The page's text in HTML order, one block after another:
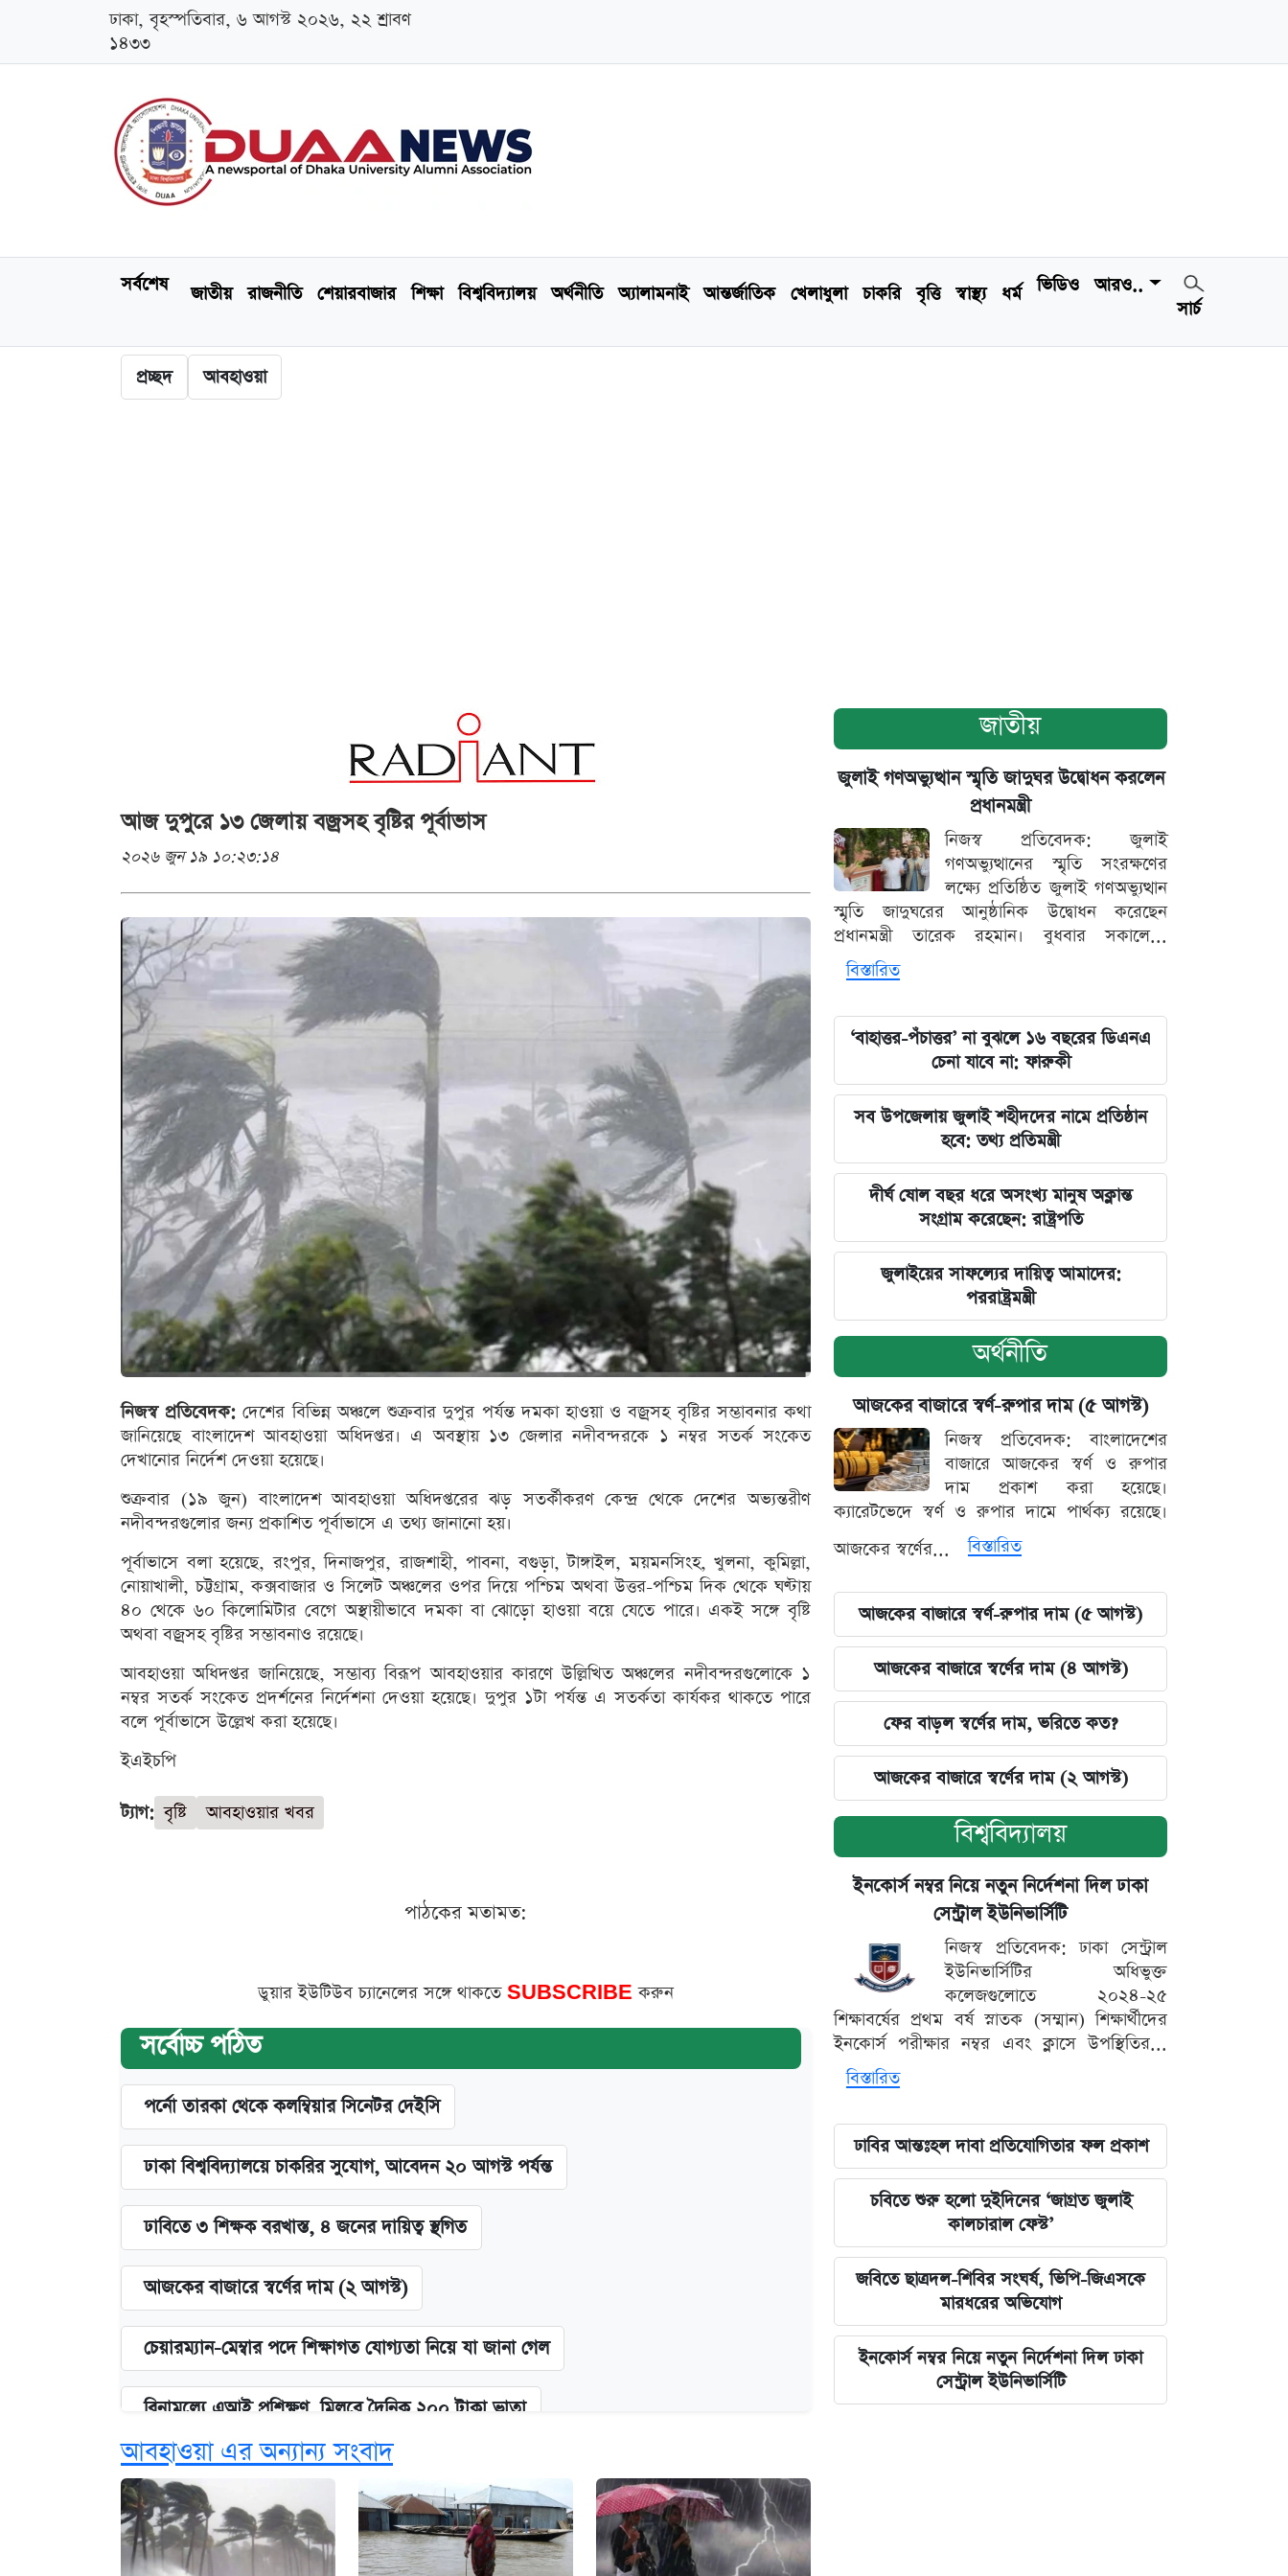
ঢাকা, বৃহস্পতিবার, ৬ আগস্ট ২০২৬, ২২ শ্রাবণ
১৪৩৩
সর্বশেষ জাতীয় রাজনীতি শেয়ারবাজার শিক্ষা বিশ্ববিদ্যালয় অর্থনীতি অ্যালামনাই আন্তর্জাতিক খেলাধুলা চাকরি বৃত্তি স্বাস্থ্য ধর্ম ভিডিও
আরও..
সার্চ
প্রচ্ছদ আবহাওয়া
আজ দুপুরে ১৩ জেলায় বজ্রসহ বৃষ্টির পূর্বাভাস
২০২৬ জুন ১৯ ১০:২৩:১৪
নিজস্ব প্রতিবেদক: দেশের বিভিন্ন অঞ্চলে শুক্রবার দুপুর পর্যন্ত দমকা হাওয়া ও বজ্রসহ বৃষ্টির সম্ভাবনার কথা
জানিয়েছে বাংলাদেশ আবহাওয়া অধিদপ্তর। এ অবস্থায় ১৩ জেলার নদীবন্দরকে ১ নম্বর সতর্ক সংকেত
দেখানোর নির্দেশ দেওয়া হয়েছে।
শুক্রবার (১৯ জুন) বাংলাদেশ আবহাওয়া অধিদপ্তরের ঝড় সতর্কীকরণ কেন্দ্র থেকে দেশের অভ্যন্তরীণ
নদীবন্দরগুলোর জন্য প্রকাশিত পূর্বাভাসে এ তথ্য জানানো হয়।
পূর্বাভাসে বলা হয়েছে, রংপুর, দিনাজপুর, রাজশাহী, পাবনা, বগুড়া, টাঙ্গাইল, ময়মনসিংহ, খুলনা, কুমিল্লা,
নোয়াখালী, চট্টগ্রাম, কক্সবাজার ও সিলেট অঞ্চলের ওপর দিয়ে পশ্চিম অথবা উত্তর-পশ্চিম দিক থেকে ঘণ্টায়
৪০ থেকে ৬০ কিলোমিটার বেগে অস্থায়ীভাবে দমকা বা ঝোড়ো হাওয়া বয়ে যেতে পারে। একই সঙ্গে বৃষ্টি
অথবা বজ্রসহ বৃষ্টির সম্ভাবনাও রয়েছে।
আবহাওয়া অধিদপ্তর জানিয়েছে, সম্ভাব্য বিরূপ আবহাওয়ার কারণে উল্লিখিত অঞ্চলের নদীবন্দরগুলোকে ১
নম্বর সতর্ক সংকেত প্রদর্শনের নির্দেশনা দেওয়া হয়েছে। দুপুর ১টা পর্যন্ত এ সতর্কতা কার্যকর থাকতে পারে
বলে পূর্বাভাসে উল্লেখ করা হয়েছে।
ইএইচপি
ট্যাগ: বৃষ্টি আবহাওয়ার খবর
পাঠকের মতামত:
ডুয়ার ইউটিউব চ্যানেলের সঙ্গে থাকতে SUBSCRIBEকরুন
সর্বোচ্চ পঠিত
পর্নো তারকা থেকে কলম্বিয়ার সিনেটর দেইসি
ঢাকা বিশ্ববিদ্যালয়ে চাকরির সুযোগ, আবেদন ২০ আগস্ট পর্যন্ত
ঢাবিতে ৩ শিক্ষক বরখাস্ত, ৪ জনের দায়িত্ব স্থগিত
আজকের বাজারে স্বর্ণের দাম (২ আগস্ট)
চেয়ারম্যান-মেম্বার পদে শিক্ষাগত যোগ্যতা নিয়ে যা জানা গেল
বিনামূল্যে এআই প্রশিক্ষণ, মিলবে দৈনিক ২০০ টাকা ভাতা
ঢাবির সূর্যসেন হলে সমকামিতার অভিযোগে দুইজন আটক
দেশের বাজারে ফের বেড়েছে সোনার দাম
আবহাওয়া এর অন্যান্য সংবাদ
জাতীয়
জুলাই গণঅভ্যুত্থান স্মৃতি জাদুঘর উদ্বোধন করলেন
প্রধানমন্ত্রী
নিজস্ব প্রতিবেদক: জুলাই
গণঅভ্যুত্থানের স্মৃতি সংরক্ষণের
লক্ষ্যে প্রতিষ্ঠিত জুলাই গণঅভ্যুত্থান
স্মৃতি জাদুঘরের আনুষ্ঠানিক উদ্বোধন করেছেন
প্রধানমন্ত্রী তারেক রহমান। বুধবার সকালে...
বিস্তারিত
‘বাহাত্তর-পঁচাত্তর’ না বুঝলে ১৬ বছরের ডিএনএ
চেনা যাবে না: ফারুকী
সব উপজেলায় জুলাই শহীদদের নামে প্রতিষ্ঠান
হবে: তথ্য প্রতিমন্ত্রী
দীর্ঘ ষোল বছর ধরে অসংখ্য মানুষ অক্লান্ত
সংগ্রাম করেছেন: রাষ্ট্রপতি
জুলাইয়ের সাফল্যের দায়িত্ব আমাদের:
পররাষ্ট্রমন্ত্রী
অর্থনীতি
আজকের বাজারে স্বর্ণ-রুপার দাম (৫ আগস্ট)
নিজস্ব প্রতিবেদক: বাংলাদেশের
বাজারে আজকের স্বর্ণ ও রুপার
দাম প্রকাশ করা হয়েছে।
ক্যারেটভেদে স্বর্ণ ও রুপার দামে পার্থক্য রয়েছে।
আজকের স্বর্ণের...
বিস্তারিত
আজকের বাজারে স্বর্ণ-রুপার দাম (৫ আগস্ট)
আজকের বাজারে স্বর্ণের দাম (৪ আগস্ট)
ফের বাড়ল স্বর্ণের দাম, ভরিতে কত?
আজকের বাজারে স্বর্ণের দাম (২ আগস্ট)
বিশ্ববিদ্যালয়
ইনকোর্স নম্বর নিয়ে নতুন নির্দেশনা দিল ঢাকা
সেন্ট্রাল ইউনিভার্সিটি
নিজস্ব প্রতিবেদক: ঢাকা সেন্ট্রাল
ইউনিভার্সিটির অধিভুক্ত
কলেজগুলোতে ২০২৪-২৫
শিক্ষাবর্ষের প্রথম বর্ষ স্নাতক (সম্মান) শিক্ষার্থীদের
ইনকোর্স পরীক্ষার নম্বর এবং ক্লাসে উপস্থিতির...
বিস্তারিত
ঢাবির আন্তঃহল দাবা প্রতিযোগিতার ফল প্রকাশ
চবিতে শুরু হলো দুইদিনের ‘জাগ্রত জুলাই
কালচারাল ফেস্ট’
জবিতে ছাত্রদল-শিবির সংঘর্ষ, ভিপি-জিএসকে
মারধরের অভিযোগ
ইনকোর্স নম্বর নিয়ে নতুন নির্দেশনা দিল ঢাকা
সেন্ট্রাল ইউনিভার্সিটি